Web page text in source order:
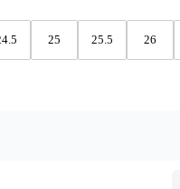
25 25.5 26